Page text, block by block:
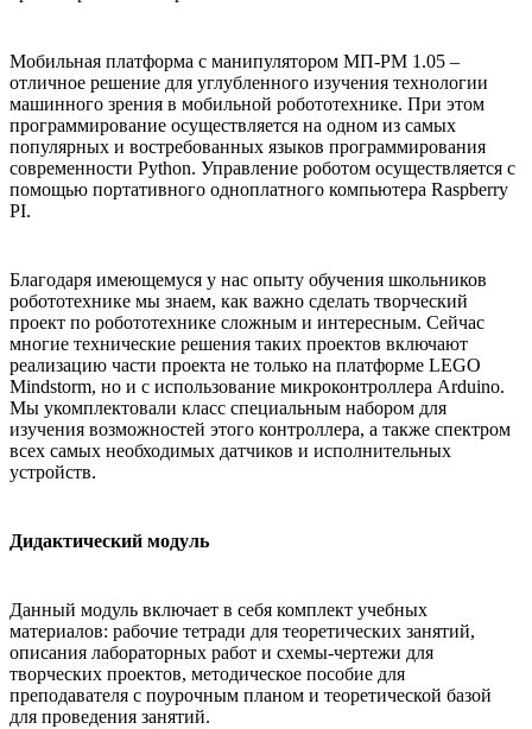
Мобильная платформа с манипулятором МП-РМ 1.05 –
отличное решение для углубленного изучения технологии
машинного зрения в мобильной робототехнике. При этом
программирование осуществляется на одном из самых
популярных и востребованных языков программирования
современности Python. Управление роботом осуществляется с
помощью портативного одноплатного компьютера Raspberry
PI.
Благодаря имеющемуся у нас опыту обучения школьников
робототехнике мы знаем, как важно сделать творческий
проект по робототехнике сложным и интересным. Сейчас
многие технические решения таких проектов включают
реализацию части проекта не только на платформе LEGO
Mindstorm, но и с использование микроконтроллера Arduino.
Мы укомплектовали класс специальным набором для
изучения возможностей этого контроллера, а также спектром
всех самых необходимых датчиков и исполнительных
устройств.
Дидактический модуль
Данный модуль включает в себя комплект учебных
материалов: рабочие тетради для теоретических занятий,
описания лабораторных работ и схемы-чертежи для
творческих проектов, методическое пособие для
преподавателя с поурочным планом и теоретической базой
для проведения занятий.